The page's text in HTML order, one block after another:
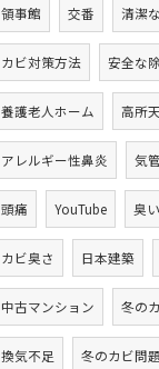
領事館 交番 清潔
カビ対策方法 安全な
養護老人ホーム 高所
アレルギー性鼻炎 気
頭痛 YouTube 臭い
カビ臭さ 日本建築
中古マンション 冬の
換気不足 冬のカビ問題